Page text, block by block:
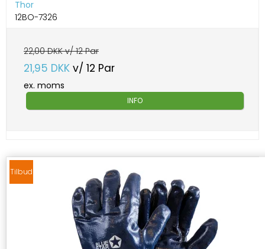
Thor
12BO-7326
22,00 DKK v/ 12 Par
21,95 DKK v/ 12 Par
ex. moms
INFO
Tilbud